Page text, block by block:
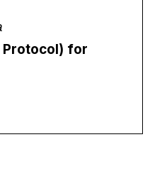
Protocol) for